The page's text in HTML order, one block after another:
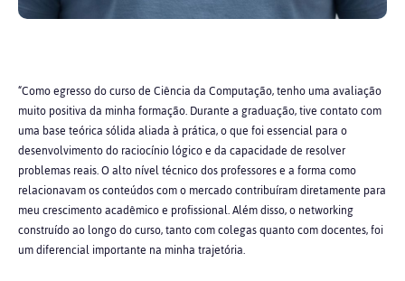
“Como egresso do curso de Ciência da Computação, tenho uma avaliação
muito positiva da minha formação. Durante a graduação, tive contato com
uma base teórica sólida aliada à prática, o que foi essencial para o
desenvolvimento do raciocínio lógico e da capacidade de resolver
problemas reais. O alto nível técnico dos professores e a forma como
relacionavam os conteúdos com o mercado contribuíram diretamente para
meu crescimento acadêmico e profissional. Além disso, o networking
construído ao longo do curso, tanto com colegas quanto com docentes, foi
um diferencial importante na minha trajetória.